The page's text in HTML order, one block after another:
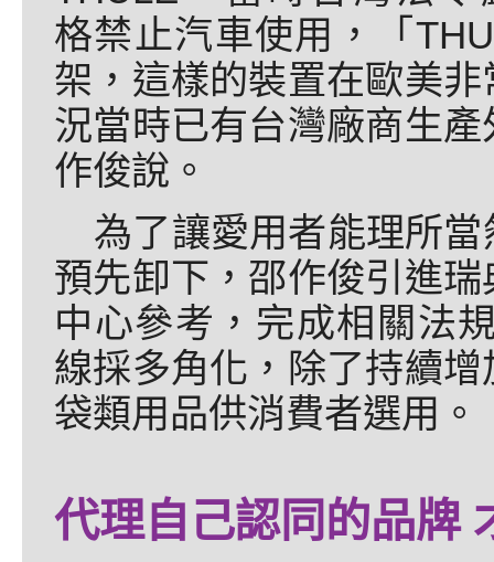
格禁止汽車使用，「
架，這樣的裝置在歐美
況當時已有台灣廠商生
作俊說。
為了讓愛用者能理所
預先卸下，邵作俊引進
中心參考，完成相關法
線採多角化，除了持續
袋類用品供消費者選用。
代理自己認同的品牌